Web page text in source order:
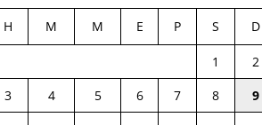
H M M E P S D
1
2
3
4 5 6 7 8
9